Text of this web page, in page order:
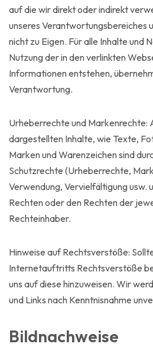
auf die wir direkt oder indirekt
unseres Verantwortungsbereiches
nicht zu Eigen. Für alle Inhalte und
Nutzung der in den verlinkten
Informationen entstehen,
Verantwortung.
Urheberrechte und Markenrechte:
dargestellten Inhalte, wie Texte,
Marken und Warenzeichen sind
Schutzrechte (Urheberrechte,
Verwendung, Vervielfältigung usw.
Rechten oder den Rechten der
Rechteinhaber.
Hinweise auf Rechtsverstöße:
Internetauftritts Rechtsverstöße
uns auf diese hinzuweisen. Wir
und Links nach Kenntnisnahme
Bildnachweise